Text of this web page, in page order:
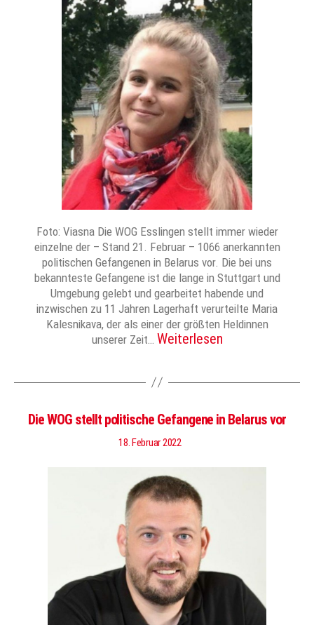
Foto: Viasna Die WOG Esslingen stellt immer wieder
einzelne der – Stand 21. Februar – 1066 anerkannten
politischen Gefangenen in Belarus vor. Die bei uns
bekannteste Gefangene ist die lange in Stuttgart und
Umgebung gelebt und gearbeitet habende und
inzwischen zu 11 Jahren Lagerhaft verurteilte Maria
Kalesnikava, der als einer der größten Heldinnen
unserer Zeit… Weiterlesen
Die WOG stellt politische Gefangene in Belarus vor
18. Februar 2022